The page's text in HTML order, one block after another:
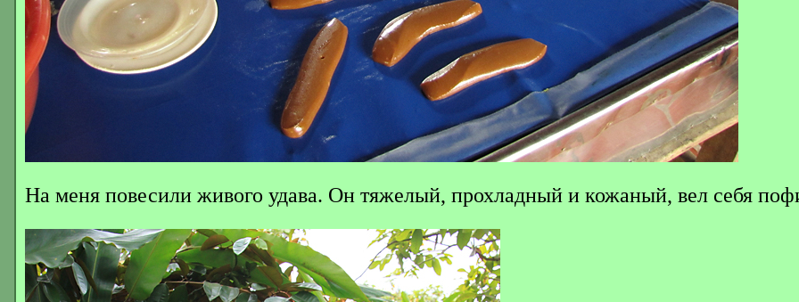
На меня повесили живого удава. Он тяжелый, прохладный и кожаный, вел себя